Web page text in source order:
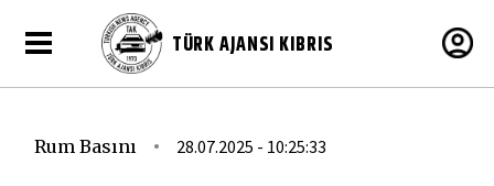
TÜRK AJANSI KIBRIS
Rum Basını 28.07.2025 - 10:25:33